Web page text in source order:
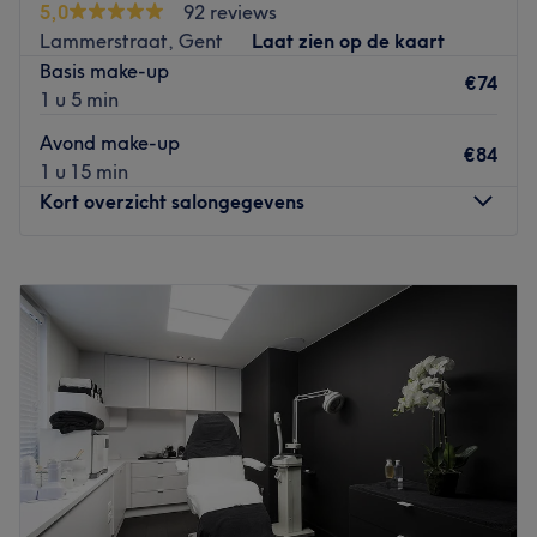
haarverzorging
. Daarnaast adviseert ze je graag over
een passende behandeling. Kortom: je bent bij
Extensionela in goede handen!
5,0
92 reviews
Lammerstraat, Gent
Laat zien op de kaart
Basis make-up
1 u 5 min
€74
Avond make-up
1 u 15 min
€84
Kort overzicht salongegevens
Gesloten
Woensdag
Donderdag
20:00
Vrijdag
09:00–16:30
Zaterdag
09:00–13:00
Zondag
Gesloten
Sfeer in de salon: Nagel- en Make-Up artist Sofie De
Wispelaere zorgt voor jouw perfecte look voor elke